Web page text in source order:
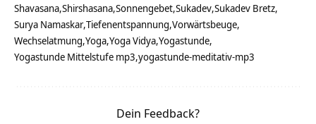
Shavasana Shirshasana Sonnengebet Sukadev Sukadev Bretz
Surya Namaskar Tiefenentspannung Vorwärtsbeuge
Wechselatmung Yoga Yoga Vidya Yogastunde
Yogastunde Mittelstufe mp3 yogastunde-meditativ-mp3
Dein Feedback?